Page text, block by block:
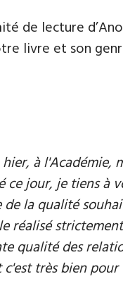
de lecture
livre et son
à l'Académie,
ce jour, je tiens à
de la qualité
réalisé
qualité des
très bien